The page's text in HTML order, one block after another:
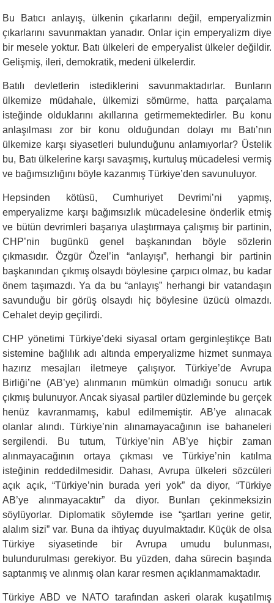
Bu Batıcı anlayış, ülkenin çıkarlarını değil, emperyalizmin
çıkarlarını savunmaktan yanadır. Onlar için emperyalizm diye
bir mesele yoktur. Batı ülkeleri de emperyalist ülkeler değildir.
Gelişmiş, ileri, demokratik, medeni ülkelerdir.
Batılı devletlerin istediklerini savunmaktadırlar. Bunların
ülkemize müdahale, ülkemizi sömürme, hatta parçalama
isteğinde olduklarını akıllarına getirmemektedirler. Bu konu
anlaşılması zor bir konu olduğundan dolayı mı Batı’nın
ülkemize karşı siyasetleri bulunduğunu anlamıyorlar? Üstelik
bu, Batı ülkelerine karşı savaşmış, kurtuluş mücadelesi vermiş
ve bağımsızlığını böyle kazanmış Türkiye’den savunuluyor.
Hepsinden kötüsü, Cumhuriyet Devrimi’ni yapmış,
emperyalizme karşı bağımsızlık mücadelesine önderlik etmiş
ve bütün devrimleri başarıya ulaştırmaya çalışmış bir partinin,
CHP’nin bugünkü genel başkanından böyle sözlerin
çıkmasıdır. Özgür Özel’in “anlayışı”, herhangi bir partinin
başkanından çıkmış olsaydı böylesine çarpıcı olmaz, bu kadar
önem taşımazdı. Ya da bu “anlayış” herhangi bir vatandaşın
savunduğu bir görüş olsaydı hiç böylesine üzücü olmazdı.
Cehalet deyip geçilirdi.
CHP yönetimi Türkiye’deki siyasal ortam gerginleştikçe Batı
sistemine bağlılık adı altında emperyalizme hizmet sunmaya
hazırız mesajları iletmeye çalışıyor. Türkiye’de Avrupa
Birliği’ne (AB’ye) alınmanın mümkün olmadığı sonucu artık
çıkmış bulunuyor. Ancak siyasal partiler düzleminde bu gerçek
henüz kavranmamış, kabul edilmemiştir. AB’ye alınacak
olanlar alındı. Türkiye’nin alınamayacağının ise bahaneleri
sergilendi. Bu tutum, Türkiye’nin AB’ye hiçbir zaman
alınmayacağının ortaya çıkması ve Türkiye’nin katılma
isteğinin reddedilmesidir. Dahası, Avrupa ülkeleri sözcüleri
açık açık, “Türkiye’nin burada yeri yok” da diyor, “Türkiye
AB’ye alınmayacaktır” da diyor. Bunları çekinmeksizin
söylüyorlar. Diplomatik söylemde ise “şartları yerine getir,
alalım sizi” var. Buna da ihtiyaç duyulmaktadır. Küçük de olsa
Türkiye siyasetinde bir Avrupa umudu bulunması,
bulundurulması gerekiyor. Bu yüzden, daha sürecin başında
saptanmış ve alınmış olan karar resmen açıklanmamaktadır.
Türkiye ABD ve NATO tarafından askeri olarak kuşatılmış